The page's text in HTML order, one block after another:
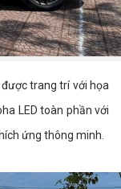
trang trí với họa
LED toàn phần với
ứng thông minh.